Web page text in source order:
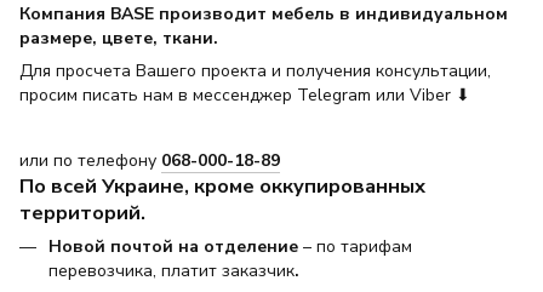
Компания BASE производит мебель в индивидуальном
размере, цвете, ткани.
Для просчета Вашего проекта и получения консультации,
просим писать нам в мессенджер Telegram или Viber ⬇
или по телефону 068-000-18-89
По всей Украине, кроме оккупированных
территорий.
Новой почтой на отделение – по тарифам
перевозчика, платит заказчик.